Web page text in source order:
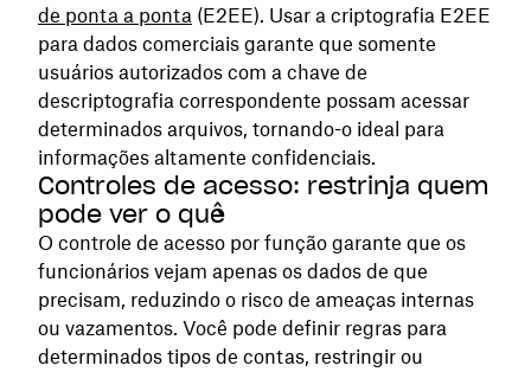
de ponta a ponta (E2EE). Usar a criptografia E2EE
para dados comerciais garante que somente
usuários autorizados com a chave de
descriptografia correspondente possam acessar
determinados arquivos, tornando-o ideal para
informações altamente confidenciais.
Controles de acesso: restrinja quem
pode ver o quê
O controle de acesso por função garante que os
funcionários vejam apenas os dados de que
precisam, reduzindo o risco de ameaças internas
ou vazamentos. Você pode definir regras para
determinados tipos de contas, restringir ou